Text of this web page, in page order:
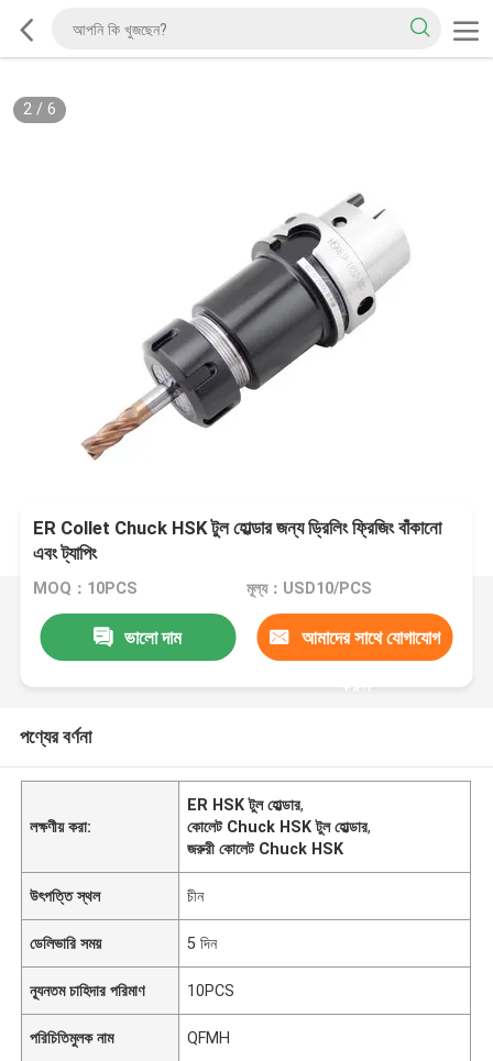
2/ 6
ER Collet Chuck HSK টুল হোল্ডার জন্য ড্রিলিং ফ্রিজিং বাঁকানো
এবং ট্যাপিং
MOQ：10PCS মূল্য：USD10/PCS
ভালো দাম আমাদের সাথে যোগাযোগ
করুন
পণ্যের বর্ণনা
লক্ষণীয় করা:
ER HSK টুল হোল্ডার,
কোলেট Chuck HSK টুল হোল্ডার,
জরুরী কোলেট Chuck HSK
উৎপত্তি স্থল চীন
ডেলিভারি সময় 5 দিন
ন্যূনতম চাহিদার পরিমাণ 10PCS
পরিচিতিমুলক নাম QFMH